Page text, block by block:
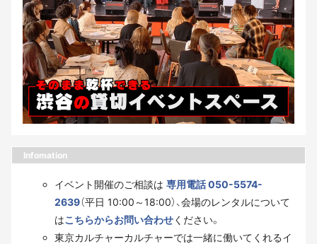
Infomation
イベント開催のご相談は 専用電話 050-5574-
2639（平日 10:00～18:00）、会場のレンタルについて
はこちらからお問い合わせください。
東京カルチャーカルチャーでは一緒に働いてくれるイ